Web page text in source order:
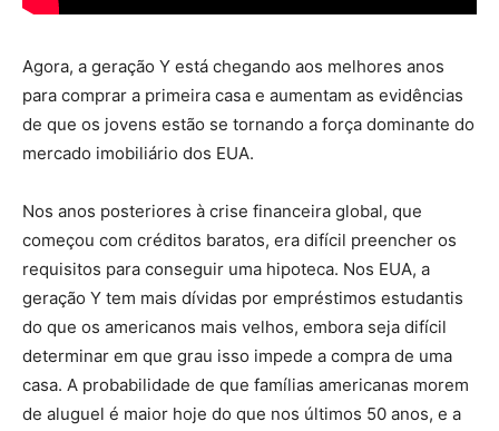
Agora, a geração Y está chegando aos melhores anos
para comprar a primeira casa e aumentam as evidências
de que os jovens estão se tornando a força dominante do
mercado imobiliário dos EUA.
Nos anos posteriores à crise financeira global, que
começou com créditos baratos, era difícil preencher os
requisitos para conseguir uma hipoteca. Nos EUA, a
geração Y tem mais dívidas por empréstimos estudantis
do que os americanos mais velhos, embora seja difícil
determinar em que grau isso impede a compra de uma
casa. A probabilidade de que famílias americanas morem
de aluguel é maior hoje do que nos últimos 50 anos, e a